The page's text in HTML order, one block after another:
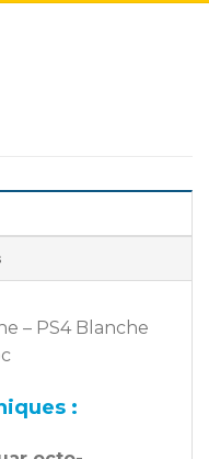
– PS4 Blanche
: